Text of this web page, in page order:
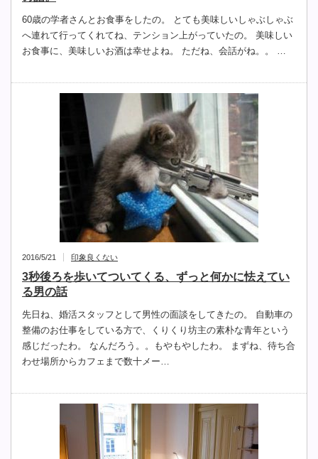
60歳の学者さんとお食事をしたの。 とても美味しいしゃぶしゃぶ
へ連れて行ってくれてね、テンション上がっていたの。 美味しい
お食事に、美味しいお酒は幸せよね。 ただね、会話がね。。 …
2016/5/21 印象良くない
3秒後ろを歩いてついてくる、ずっと何かに怯えてい
る男の話
先日ね、婚活スタッフとして男性の面談をしてきたの。 自動車の
整備のお仕事をしている方で、くりくり坊主の素朴な青年という
感じだったわ。 なんだろう。。もやもやしたわ。 まずね、待ち合
わせ場所からカフェまで数十メー…